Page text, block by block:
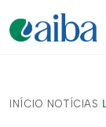
INÍCIO/ NOTÍCIAS /